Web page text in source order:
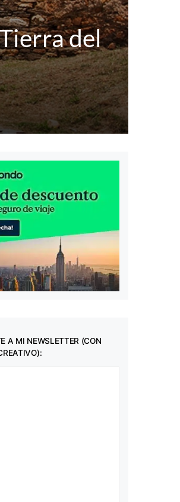
del
A MI NEWSLETTER (CON